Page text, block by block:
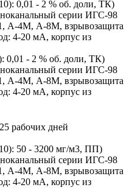
0,01 - 2 % об. доли, ТК)
серии ИГС-98
А-4М, А-8М, взрывозащита
4-20 мА, корпус из
рабочих дней